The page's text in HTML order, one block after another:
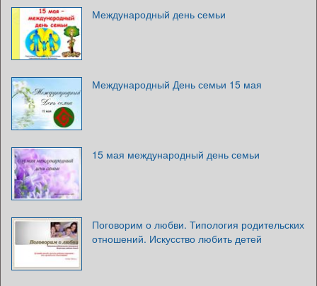
Международный день семьи
Международный День семьи 15 мая
15 мая международный день семьи
Поговорим о любви. Типология родительских
отношений. Искусство любить детей